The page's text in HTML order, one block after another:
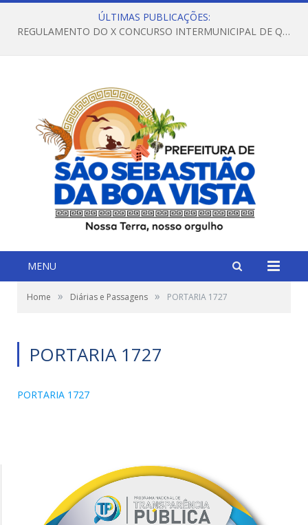
ÚLTIMAS PUBLICAÇÕES:
REGULAMENTO DO X CONCURSO INTERMUNICIPAL DE QUADRILHAS JUNINAS – 2026 – ARRAIÁ DA VENEZA
MENU
Home » Diárias e Passagens » PORTARIA 1727
PORTARIA 1727
PORTARIA 1727